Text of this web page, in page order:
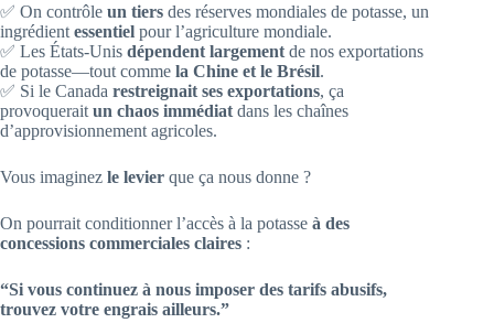
✅ On contrôle un tiers des réserves mondiales de potasse, un
ingrédient essentiel pour l’agriculture mondiale.
✅ Les États-Unis dépendent largement de nos exportations
de potasse—tout comme la Chine et le Brésil.
✅ Si le Canada restreignait ses exportations, ça
provoquerait un chaos immédiat dans les chaînes
d’approvisionnement agricoles.
Vous imaginez le levier que ça nous donne ?
On pourrait conditionner l’accès à la potasse à des
concessions commerciales claires :
“Si vous continuez à nous imposer des tarifs abusifs,
trouvez votre engrais ailleurs.”